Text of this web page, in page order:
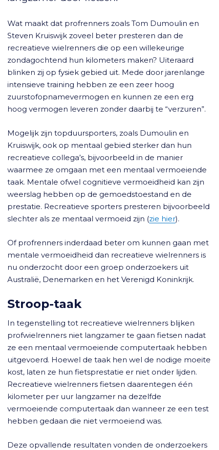
Wat maakt dat profrenners zoals Tom Dumoulin en
Steven Kruiswijk zoveel beter presteren dan de
recreatieve wielrenners die op een willekeurige
zondagochtend hun kilometers maken? Uiteraard
blinken zij op fysiek gebied uit. Mede door jarenlange
intensieve training hebben ze een zeer hoog
zuurstofopnamevermogen en kunnen ze een erg
hoog vermogen leveren zonder daarbij te “verzuren”.
Mogelijk zijn topduursporters, zoals Dumoulin en
Kruiswijk, ook op mentaal gebied sterker dan hun
recreatieve collega’s, bijvoorbeeld in de manier
waarmee ze omgaan met een mentaal vermoeiende
taak. Mentale ofwel cognitieve vermoeidheid kan zijn
weerslag hebben op de gemoedstoestand en de
prestatie. Recreatieve sporters presteren bijvoorbeeld
slechter als ze mentaal vermoeid zijn (zie hier).
Of profrenners inderdaad beter om kunnen gaan met
mentale vermoeidheid dan recreatieve wielrenners is
nu onderzocht door een groep onderzoekers uit
Australië, Denemarken en het Verenigd Koninkrijk.
Stroop-taak
In tegenstelling tot recreatieve wielrenners blijken
profwielrenners niet langzamer te gaan fietsen nadat
ze een mentaal vermoeiende computertaak hebben
uitgevoerd. Hoewel de taak hen wel de nodige moeite
kost, laten ze hun fietsprestatie er niet onder lijden.
Recreatieve wielrenners fietsen daarentegen één
kilometer per uur langzamer na dezelfde
vermoeiende computertaak dan wanneer ze een test
hebben gedaan die niet vermoeiend was.
Deze opvallende resultaten vonden de onderzoekers